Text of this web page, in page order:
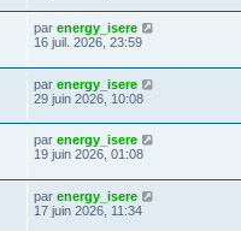
par energy_isere
16 juil. 2026, 23:59
par energy_isere
29 juin 2026, 10:08
par energy_isere
19 juin 2026, 01:08
par energy_isere
17 juin 2026, 11:34